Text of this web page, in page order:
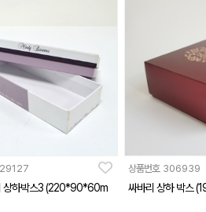
상하박스3 (220*90*60m
상품번호 306939
싸바리 상하 박스